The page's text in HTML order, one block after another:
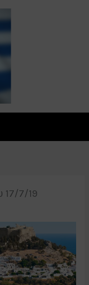
17/7/19